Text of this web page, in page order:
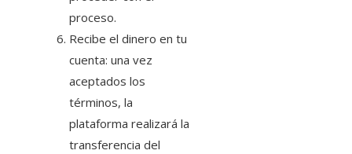
proceso.
Recibe el dinero en tu
cuenta: una vez
aceptados los
términos, la
plataforma realizará la
transferencia del